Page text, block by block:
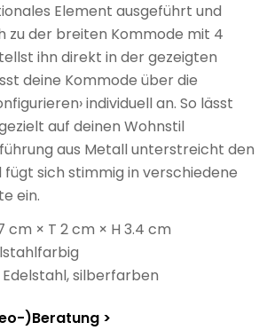
Element ausgeführt und
zu der breiten Kommode mit 4
ihn direkt in der gezeigten
deine Kommode über die
individuell an. So lässt
auf deinen Wohnstil
aus Metall unterstreicht den
fügt sich stimmig in verschiedene
ein.
cm × T 2 cm × H 3.4 cm
silberfarben
)Beratung >